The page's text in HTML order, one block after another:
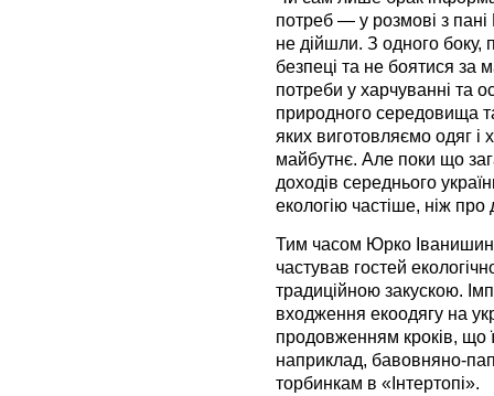
потреб — у розмові з
не дійшли. З одного боку,
безпеці та не боятися за
потреби у харчуванні та
природного середовища
яких виготовляємо одяг і
майбутнє. Але поки що
доходів середнього
екологію частіше, ніж про
Тим часом Юрко Іванишин,
частував гостей
традиційною закускою.
входження екоодягу на
продовженням кроків, що
наприклад, бавовняно-
торбинкам в «Інтертопі».